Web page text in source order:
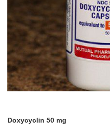
Doxycyclin 50 mg